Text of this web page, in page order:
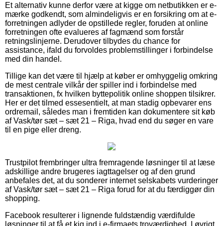
Et alternativ kunne derfor være at kigge om netbutikken er e-
mærke godkendt, som almindeligvis er en forsikring om at e-
forretningen adlyder de opstillede regler, foruden at online
forretningen ofte evalueres af fagmænd som forstår
retningslinjerne. Derudover tilbydes du chance for
assistance, ifald du forvoldes problemstillinger i forbindelse
med din handel.
Tillige kan det være til hjælp at køber er omhyggelig omkring
de mest centrale vilkår der spiller ind i forbindelse med
transaktionen, fx hvilken byttepolitik online shoppen tilsikrer.
Her er det tilmed essesentielt, at man stadig opbevarer ens
ordremail, således man i fremtiden kan dokumentere sit køb
af Vask/tør sæt – sæt 21 – Riga, hvad end du søger en vare
til en pige eller dreng.
Trustpilot frembringer ultra fremragende løsninger til at læse
adskillige andre brugeres iagttagelser og af den grund
anbefales det, at du sonderer internet selskabets vurderinger
af Vask/tør sæt – sæt 21 – Riga forud for at du færdiggør din
shopping.
Facebook resulterer i lignende fuldstændig værdifulde
løsninger til at få et kig ind i e-firmaets troværdighed. I øvrigt